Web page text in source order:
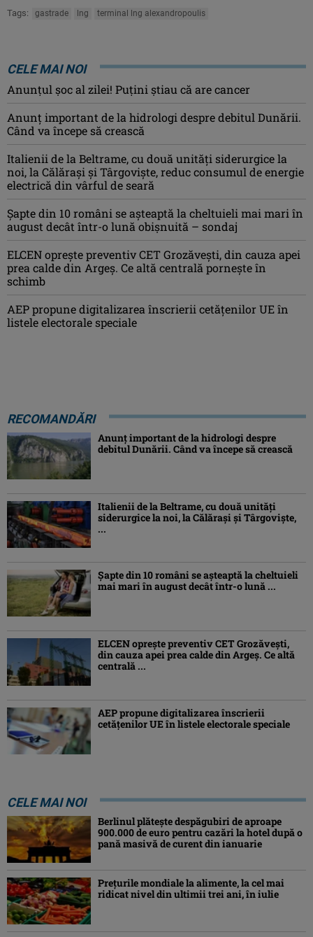
Tags: gastrade lng terminal lng alexandropoulis
CELE MAI NOI
Anunţul şoc al zilei! Puţini ştiau că are cancer
Anunț important de la hidrologi despre debitul Dunării.
Când va începe să crească
Italienii de la Beltrame, cu două unități siderurgice la
noi, la Călărași și Târgoviște, reduc consumul de energie
electrică din vârful de seară
Şapte din 10 români se aşteaptă la cheltuieli mai mari în
august decât într-o lună obişnuită – sondaj
ELCEN oprește preventiv CET Grozăvești, din cauza apei
prea calde din Argeș. Ce altă centrală pornește în
schimb
AEP propune digitalizarea înscrierii cetăţenilor UE în
listele electorale speciale
RECOMANDĂRI
Anunț important de la hidrologi despre
debitul Dunării. Când va începe să crească
Italienii de la Beltrame, cu două unități
siderurgice la noi, la Călărași și Târgoviște,
...
Şapte din 10 români se aşteaptă la cheltuieli
mai mari în august decât într-o lună ...
ELCEN oprește preventiv CET Grozăvești,
din cauza apei prea calde din Argeș. Ce altă
centrală ...
AEP propune digitalizarea înscrierii
cetăţenilor UE în listele electorale speciale
CELE MAI NOI
Berlinul plăteşte despăgubiri de aproape
900.000 de euro pentru cazări la hotel după o
pană masivă de curent din ianuarie
Preţurile mondiale la alimente, la cel mai
ridicat nivel din ultimii trei ani, în iulie